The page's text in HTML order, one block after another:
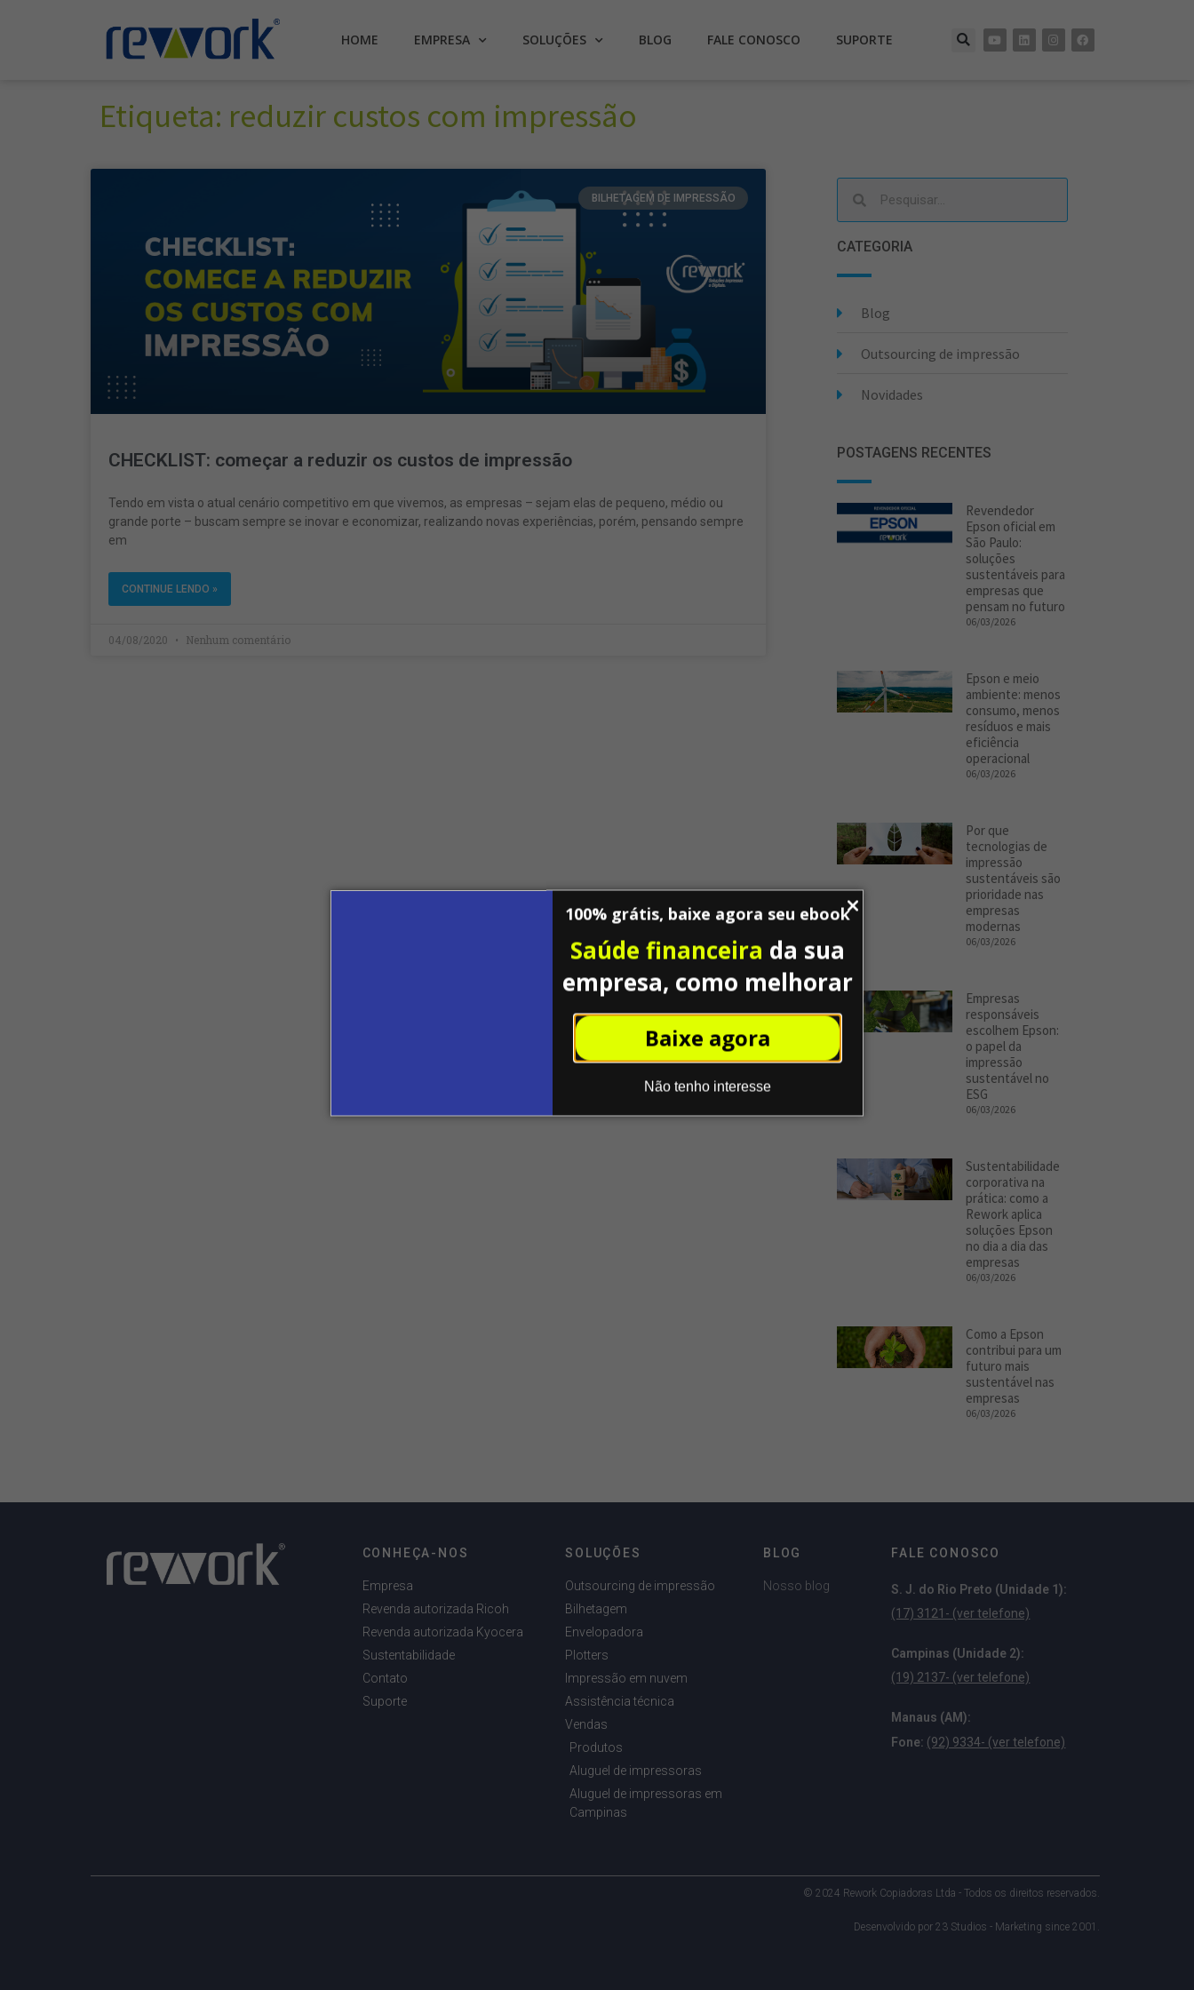
100% grátis, baixe agora seu ebook
Saúde financeira da sua
empresa, como melhorar
Baixe agora
Não tenho interesse
HOME EMPRESA SOLUÇÕES BLOG FALE CONOSCO SUPORTE
Etiqueta: reduzir custos com impressão
BILHETAGEM DE IMPRESSÃO
CHECKLIST: começar a reduzir os custos de impressão
Tendo em vista o atual cenário competitivo em que vivemos, as empresas – sejam elas de pequeno, médio ou
grande porte – buscam sempre se inovar e economizar, realizando novas experiências, porém, pensando sempre
em
CONTINUE LENDO »
04/08/2020 Nenhum comentário
CATEGORIA
Blog
Outsourcing de impressão
Novidades
POSTAGENS RECENTES
Revendedor
Epson oficial em
São Paulo:
soluções
sustentáveis para
empresas que
pensam no futuro
06/03/2026
Epson e meio
ambiente: menos
consumo, menos
resíduos e mais
eficiência
operacional
06/03/2026
Por que
tecnologias de
impressão
sustentáveis são
prioridade nas
empresas
modernas
06/03/2026
Empresas
responsáveis
escolhem Epson:
o papel da
impressão
sustentável no
ESG
06/03/2026
Sustentabilidade
corporativa na
prática: como a
Rework aplica
soluções Epson
no dia a dia das
empresas
06/03/2026
Como a Epson
contribui para um
futuro mais
sustentável nas
empresas
06/03/2026
CONHEÇA-NOS
Empresa
Revenda autorizada Ricoh
Revenda autorizada Kyocera
Sustentabilidade
Contato
Suporte
SOLUÇÕES
Outsourcing de impressão
Bilhetagem
Envelopadora
Plotters
Impressão em nuvem
Assistência técnica
Vendas
Produtos
Aluguel de impressoras
Aluguel de impressoras em
Campinas
BLOG
Nosso blog
FALE CONOSCO
S. J. do Rio Preto (Unidade 1):
(17) 3121- (ver telefone)
Campinas (Unidade 2):
(19) 2137- (ver telefone)
Manaus (AM):
Fone: (92) 9334- (ver telefone)
© 2024 Rework Copiadoras Ltda - Todos os direitos reservados.
Desenvolvido por23 Studios - Marketing since 2001 .